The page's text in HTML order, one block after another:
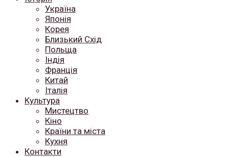
Україна
Японія
Корея
Близький Схід
Польща
Індія
Франція
Китай
Італія
Культура
Мистецтво
Кіно
Країни та міста
Кухня
Контакти